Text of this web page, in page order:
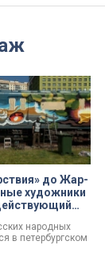
до Жар-
художники
народных
в петербургском